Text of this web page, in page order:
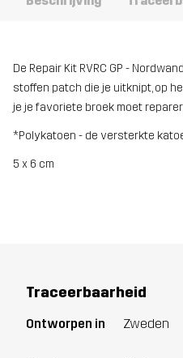
De Repair Kit RVRC GP -
stoffen patch die je uitknipt, op
je je favoriete broek moet
*Polykatoen - de versterkte
5 x 6 cm
Traceerbaarheid
Ontworpen in Zweden